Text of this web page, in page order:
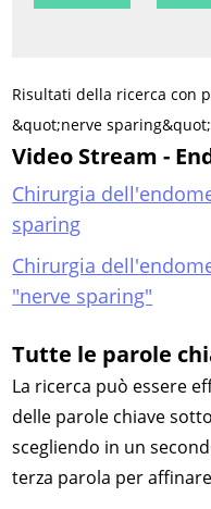
Risultati della ricerca con
&quot;nerve sparing&quot;
Video Stream -
Chirurgia
sparing
Chirurgia
"nerve sparing"
Tutte le parole
La ricerca può essere
delle parole chiave
scegliendo in un
terza parola per